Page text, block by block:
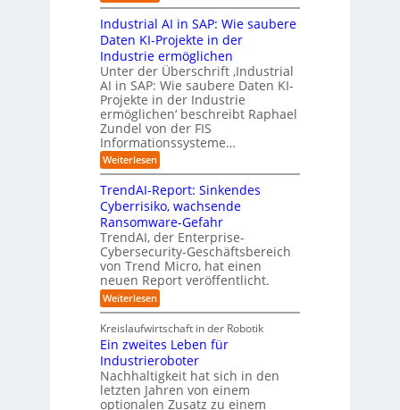
n
i
s
i
e
r
u
n
g
s
s
E
c
y
s
t
e
m
v
o
n
F
o
r
m
w
a
s
b
e
i
c
h
s
t
w
e
i
t
e
r
i
s
s
r
a
u
e
n
g
e
g
e
n
ü
b
e
r
n
i
c
h
t
e
u
r
L
a
r
s
h
l
f
t
b
e
i
d
e
r
O
r
i
e
n
t
i
e
r
u
n
g
Industrial AI in SAP: Wie saubere
Daten KI-Projekte in der
Industrie ermöglichen
Unter der Überschrift ‚Industrial
AI in SAP: Wie saubere Daten KI-
Projekte in der Industrie
ermöglichen‘ beschreibt Raphael
Zundel von der FIS
Informationssysteme…
Weiterlesen:
I
n
d
u
s
t
r
i
a
l
A
I
n
S
A
P
:
W
TrendAI-Report: Sinkendes
Cyberrisiko, wachsende
Ransomware-Gefahr
TrendAI, der Enterprise-
Cybersecurity-Geschäftsbereich
von Trend Micro, hat einen
neuen Report veröffentlicht.
Weiterlesen:
T
e
n
d
A
I
-
Kreislaufwirtschaft in der Robotik
Ein zweites Leben für
Industrieroboter
Nachhaltigkeit hat sich in den
letzten Jahren von einem
optionalen Zusatz zu einem